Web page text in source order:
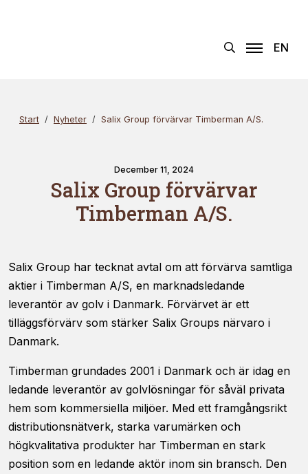
EN
Start Nyheter Salix Group förvärvar Timberman A/S.
December 11, 2024
Salix Group förvärvar
Timberman A/S.
Salix Group har tecknat avtal om att förvärva samtliga
aktier i Timberman A/S, en marknadsledande
leverantör av golv i Danmark. Förvärvet är ett
tilläggsförvärv som stärker Salix Groups närvaro i
Danmark.
Timberman grundades 2001 i Danmark och är idag en
ledande leverantör av golvlösningar för såväl privata
hem som kommersiella miljöer. Med ett framgångsrikt
distributionsnätverk, starka varumärken och
högkvalitativa produkter har Timberman en stark
position som en ledande aktör inom sin bransch. Den
Nödvändiga
Dessa kakor
välja bort. De